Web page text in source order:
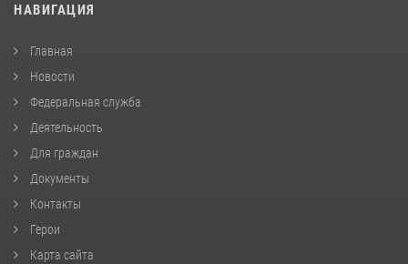
НАВИГАЦИЯ
Главная
Новости
Федеральная служба
Деятельность
Для граждан
Документы
Контакты
Герои
Карта сайта